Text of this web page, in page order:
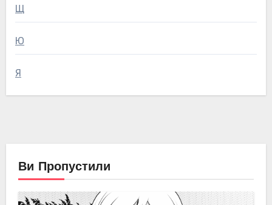
Щ
Ю
Я
Ви Пропустили